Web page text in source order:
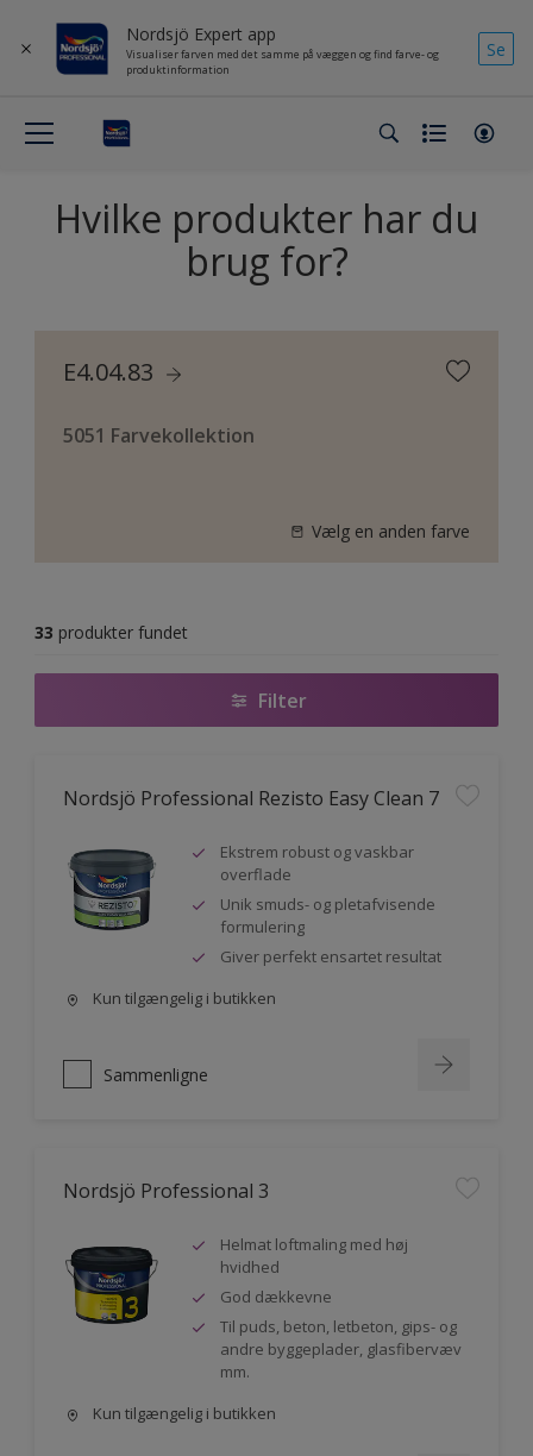
Nordsjö Expert app
Visualiser farven med det samme på væggen og find farve- og
produktinformation
Se
Hvilke produkter har du
brug for?
E4.04.83
5051 Farvekollektion
Vælg en anden farve
33 produkter fundet
Filter
Nordsjö Professional Rezisto Easy Clean 7
Ekstrem robust og vaskbar
overflade
Unik smuds- og pletafvisende
formulering
Giver perfekt ensartet resultat
Kun tilgængelig i butikken
Sammenligne
Nordsjö Professional 3
Helmat loftmaling med høj
hvidhed
God dækkevne
Til puds, beton, letbeton, gips- og
andre byggeplader, glasfibervæv
mm.
Kun tilgængelig i butikken